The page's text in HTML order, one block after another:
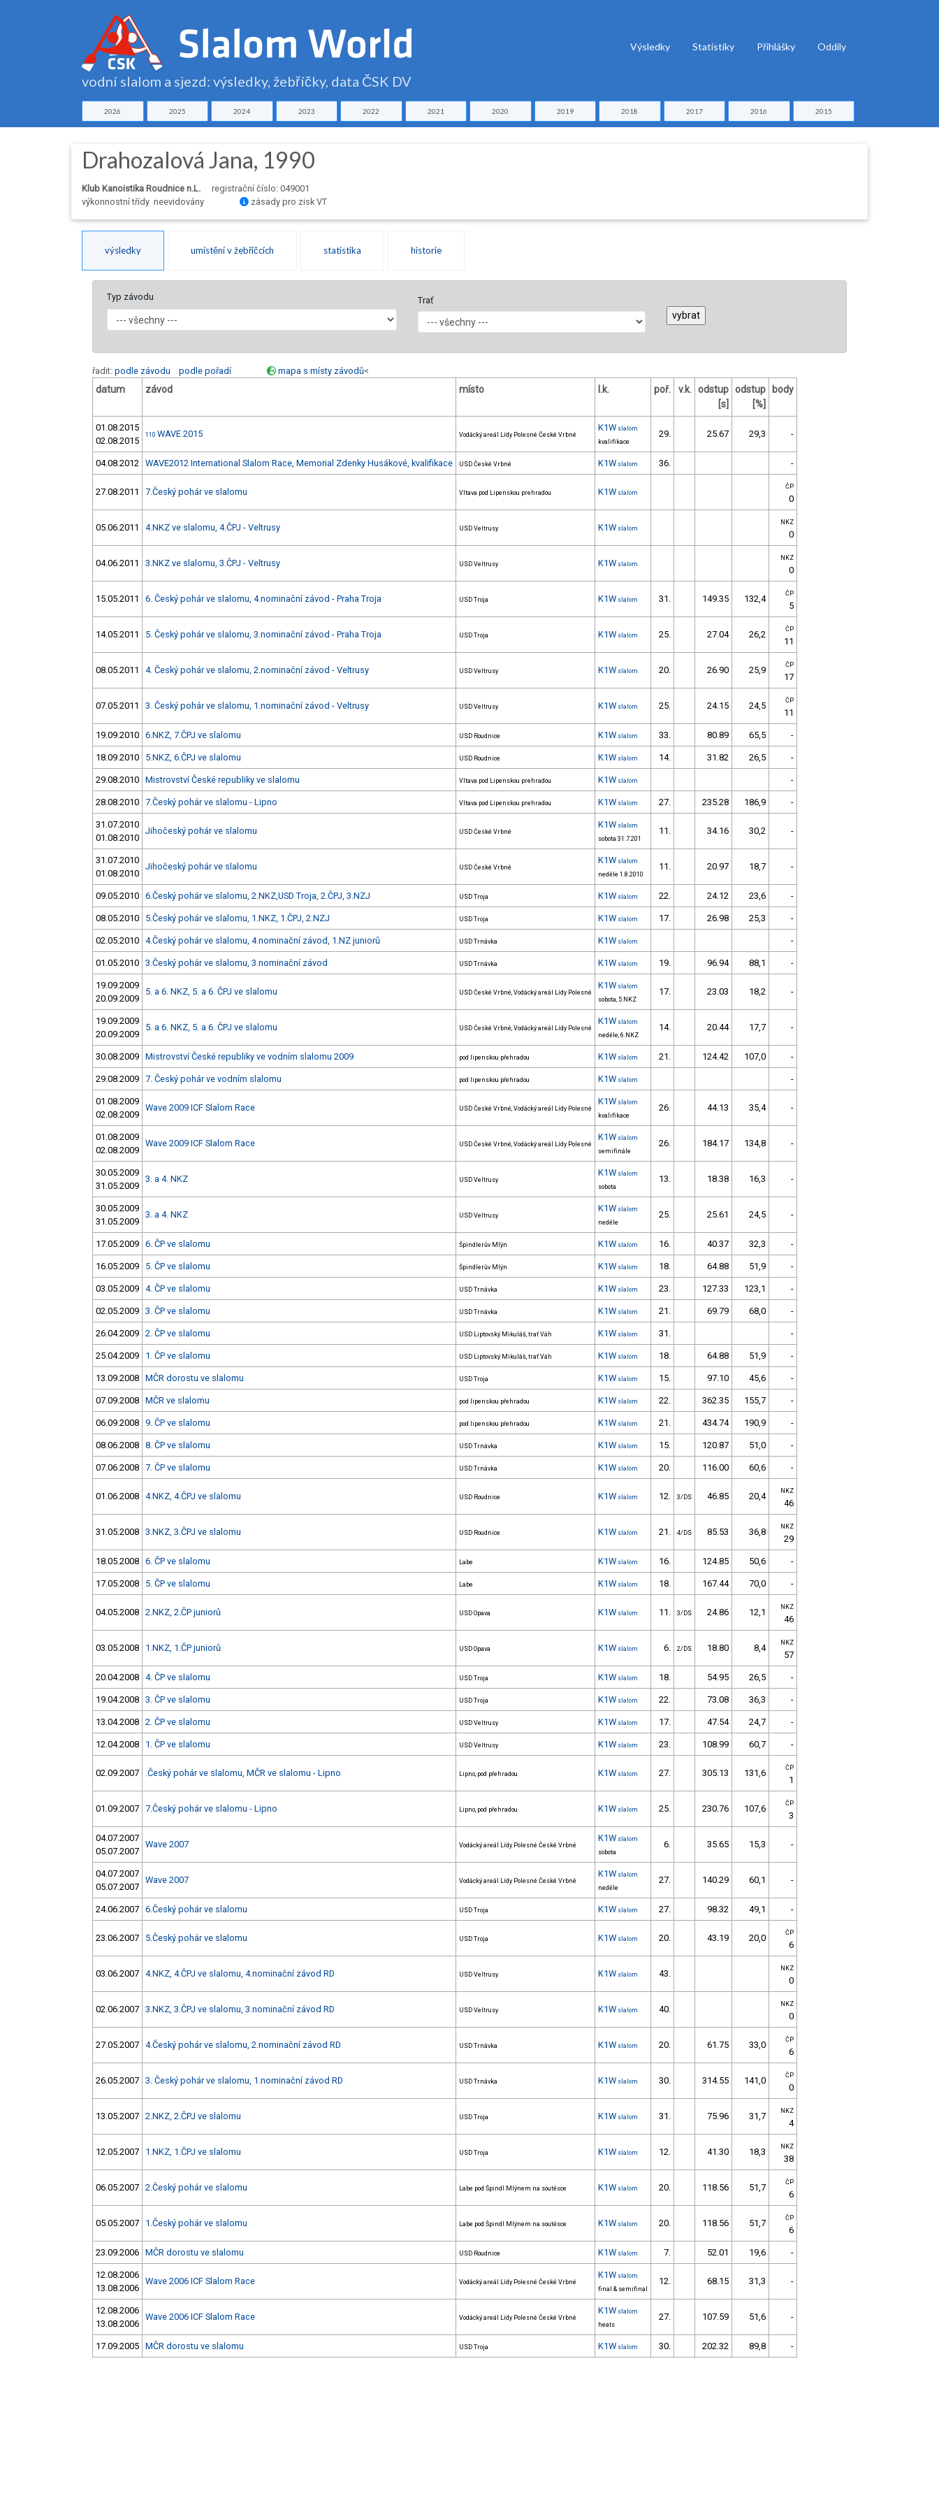
vodní slalom a sjezd: výsledky, žebříčky, data ČSK DV
Výsledky Statistiky Přihlášky Oddíly
2026 2025 2024 2023 2022 2021 2020 2019 2018 2017 2016 2015
Drahozalová Jana, 1990
Klub Kanoistika Roudnice n.L.
registrační číslo: 049001
výkonnostní třídy neevidovány
zásady pro zisk VT
výsledky umístění v žebříčcích statistika historie
Typ závodu Trať
řadit: podle závodu podle pořadí mapa s místy závodů<
datum závod místo l.k. poř. v.k. odstup
[s]
odstup
[%]
body
01.08.2015
02.08.2015
110 WAVE 2015 Vodácký areál Lídy Polesné České Vrbné
K1W slalom
kvalifikace
29. 25.67 29,3 -
04.08.2012 WAVE2012 International Slalom Race, Memorial Zdenky Husákové, kvalifikace USD České Vrbné K1W slalom 36. -
27.08.2011 7.Český pohár ve slalomu Vltava pod Lipenskou prehradou K1W slalom
ČP
0
05.06.2011 4.NKZ ve slalomu, 4.ČPJ - Veltrusy USD Veltrusy K1W slalom
NKZ
0
04.06.2011 3.NKZ ve slalomu, 3.ČPJ - Veltrusy USD Veltrusy K1W slalom
NKZ
0
15.05.2011 6. Český pohár ve slalomu, 4.nominační závod - Praha Troja USD Troja K1W slalom 31. 149.35 132,4 ČP
5
14.05.2011 5. Český pohár ve slalomu, 3.nominační závod - Praha Troja USD Troja K1W slalom 25. 27.04 26,2 ČP
11
08.05.2011 4. Český pohár ve slalomu, 2.nominační závod - Veltrusy USD Veltrusy K1W slalom 20. 26.90 25,9 ČP
17
07.05.2011 3. Český pohár ve slalomu, 1.nominační závod - Veltrusy USD Veltrusy K1W slalom 25. 24.15 24,5 ČP
11
19.09.2010 6.NKZ, 7.ČPJ ve slalomu USD Roudnice K1W slalom 33. 80.89 65,5 -
18.09.2010 5.NKZ, 6.ČPJ ve slalomu USD Roudnice K1W slalom 14. 31.82 26,5 -
29.08.2010 Mistrovství České republiky ve slalomu Vltava pod Lipenskou prehradou K1W slalom -
28.08.2010 7.Český pohár ve slalomu - Lipno Vltava pod Lipenskou prehradou K1W slalom 27. 235.28 186,9 -
31.07.2010
01.08.2010
Jihočeský pohár ve slalomu USD České Vrbné
K1W slalom
sobota 31.7.201
11. 34.16 30,2 -
31.07.2010
01.08.2010
Jihočeský pohár ve slalomu USD České Vrbné
K1W slalom
neděle 1.8.2010
11. 20.97 18,7 -
09.05.2010 6.Český pohár ve slalomu, 2.NKZ,USD Troja, 2.ČPJ, 3.NZJ USD Troja K1W slalom 22. 24.12 23,6 -
08.05.2010 5.Český pohár ve slalomu, 1.NKZ, 1.ČPJ, 2.NZJ USD Troja K1W slalom 17. 26.98 25,3 -
02.05.2010 4.Český pohár ve slalomu, 4.nominační závod, 1.NZ juniorů USD Trnávka K1W slalom -
01.05.2010 3.Český pohár ve slalomu, 3.nominační závod USD Trnávka K1W slalom 19. 96.94 88,1 -
19.09.2009
20.09.2009
5. a 6. NKZ, 5. a 6. ČPJ ve slalomu USD České Vrbné, Vodácký areál Lídy Polesné
K1W slalom
sobota, 5.NKZ
17. 23.03 18,2 -
19.09.2009
20.09.2009
5. a 6. NKZ, 5. a 6. ČPJ ve slalomu USD České Vrbné, Vodácký areál Lídy Polesné
K1W slalom
neděle, 6.NKZ
14. 20.44 17,7 -
30.08.2009 Mistrovství České republiky ve vodním slalomu 2009 pod lipenskou přehradou K1W slalom 21. 124.42 107,0 -
29.08.2009 7. Český pohár ve vodním slalomu pod lipenskou přehradou K1W slalom -
01.08.2009
02.08.2009
Wave 2009 ICF Slalom Race USD České Vrbné, Vodácký areál Lídy Polesné
K1W slalom
kvalifikace
26. 44.13 35,4 -
01.08.2009
02.08.2009
Wave 2009 ICF Slalom Race USD České Vrbné, Vodácký areál Lídy Polesné
K1W slalom
semifinále
26. 184.17 134,8 -
30.05.2009
31.05.2009
3. a 4. NKZ USD Veltrusy
K1W slalom
sobota
13. 18.38 16,3 -
30.05.2009
31.05.2009
3. a 4. NKZ USD Veltrusy
K1W slalom
neděle
25. 25.61 24,5 -
17.05.2009 6. ČP ve slalomu Špindlerův Mlýn K1W slalom 16. 40.37 32,3 -
16.05.2009 5. ČP ve slalomu Špindlerův Mlýn K1W slalom 18. 64.88 51,9 -
03.05.2009 4. ČP ve slalomu USD Trnávka K1W slalom 23. 127.33 123,1 -
02.05.2009 3. ČP ve slalomu USD Trnávka K1W slalom 21. 69.79 68,0 -
26.04.2009 2. ČP ve slalomu USD Liptovský Mikuláš, trať Váh K1W slalom 31. -
25.04.2009 1. ČP ve slalomu USD Liptovský Mikuláš, trať Váh K1W slalom 18. 64.88 51,9 -
13.09.2008 MČR dorostu ve slalomu USD Troja K1W slalom 15. 97.10 45,6 -
07.09.2008 MČR ve slalomu pod lipenskou přehradou K1W slalom 22. 362.35 155,7 -
06.09.2008 9. ČP ve slalomu pod lipenskou přehradou K1W slalom 21. 434.74 190,9 -
08.06.2008 8. ČP ve slalomu USD Trnávka K1W slalom 15. 120.87 51,0 -
07.06.2008 7. ČP ve slalomu USD Trnávka K1W slalom 20. 116.00 60,6 -
01.06.2008 4.NKZ, 4.ČPJ ve slalomu USD Roudnice K1W slalom 12. 3/DS 46.85 20,4 NKZ
46
31.05.2008 3.NKZ, 3.ČPJ ve slalomu USD Roudnice K1W slalom 21. 4/DS 85.53 36,8 NKZ
29
18.05.2008 6. ČP ve slalomu Labe K1W slalom 16. 124.85 50,6 -
17.05.2008 5. ČP ve slalomu Labe K1W slalom 18. 167.44 70,0 -
04.05.2008 2.NKZ, 2.ČP juniorů USD Opava K1W slalom 11. 3/DS 24.86 12,1 NKZ
46
03.05.2008 1.NKZ, 1.ČP juniorů USD Opava K1W slalom 6. 2/DS 18.80 8,4 NKZ
57
20.04.2008 4. ČP ve slalomu USD Troja K1W slalom 18. 54.95 26,5 -
19.04.2008 3. ČP ve slalomu USD Troja K1W slalom 22. 73.08 36,3 -
13.04.2008 2. ČP ve slalomu USD Veltrusy K1W slalom 17. 47.54 24,7 -
12.04.2008 1. ČP ve slalomu USD Veltrusy K1W slalom 23. 108.99 60,7 -
02.09.2007 .Český pohár ve slalomu, MČR ve slalomu - Lipno Lipno, pod přehradou K1W slalom 27. 305.13 131,6 ČP
1
01.09.2007 7.Český pohár ve slalomu - Lipno Lipno, pod přehradou K1W slalom 25. 230.76 107,6 ČP
3
04.07.2007
05.07.2007
Wave 2007 Vodácký areál Lídy Polesné České Vrbné
K1W slalom
sobota
6. 35.65 15,3 -
04.07.2007
05.07.2007
Wave 2007 Vodácký areál Lídy Polesné České Vrbné
K1W slalom
neděle
27. 140.29 60,1 -
24.06.2007 6.Český pohár ve slalomu USD Troja K1W slalom 27. 98.32 49,1 -
23.06.2007 5.Český pohár ve slalomu USD Troja K1W slalom 20. 43.19 20,0 ČP
6
03.06.2007 4.NKZ, 4.ČPJ ve slalomu, 4.nominační závod RD USD Veltrusy K1W slalom 43. NKZ
0
02.06.2007 3.NKZ, 3.ČPJ ve slalomu, 3.nominační závod RD USD Veltrusy K1W slalom 40. NKZ
0
27.05.2007 4.Český pohár ve slalomu, 2.nominační závod RD USD Trnávka K1W slalom 20. 61.75 33,0 ČP
6
26.05.2007 3. Český pohár ve slalomu, 1.nominační závod RD USD Trnávka K1W slalom 30. 314.55 141,0 ČP
0
13.05.2007 2.NKZ, 2.ČPJ ve slalomu USD Troja K1W slalom 31. 75.96 31,7 NKZ
4
12.05.2007 1.NKZ, 1.ČPJ ve slalomu USD Troja K1W slalom 12. 41.30 18,3 NKZ
38
06.05.2007 2.Český pohár ve slalomu Labe pod Špindl.Mlýnem na soutěsce K1W slalom 20. 118.56 51,7 ČP
6
05.05.2007 1.Český pohár ve slalomu Labe pod Špindl.Mlýnem na soutěsce K1W slalom 20. 118.56 51,7 ČP
6
23.09.2006 MČR dorostu ve slalomu USD Roudnice K1W slalom 7. 52.01 19,6 -
12.08.2006
13.08.2006
Wave 2006 ICF Slalom Race Vodácký areál Lídy Polesné České Vrbné
K1W slalom
final & semifinal
12. 68.15 31,3 -
12.08.2006
13.08.2006
Wave 2006 ICF Slalom Race Vodácký areál Lídy Polesné České Vrbné
K1W slalom
heats
27. 107.59 51,6 -
17.09.2005 MČR dorostu ve slalomu USD Troja K1W slalom 30. 202.32 89,8 -